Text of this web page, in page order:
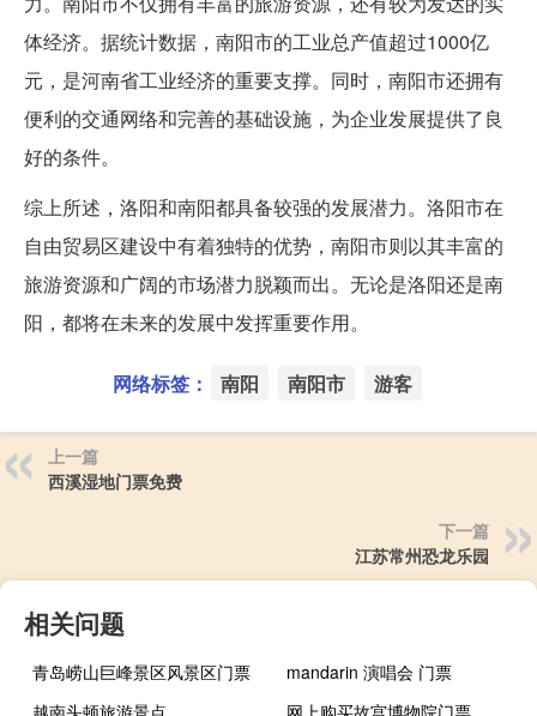
体经济。据统计数据，南阳市的工业总产值超过1000亿
元，是河南省工业经济的重要支撑。同时，南阳市还拥有
便利的交通网络和完善的基础设施，为企业发展提供了良
好的条件。
综上所述，洛阳和南阳都具备较强的发展潜力。洛阳市在
自由贸易区建设中有着独特的优势，南阳市则以其丰富的
旅游资源和广阔的市场潜力脱颖而出。无论是洛阳还是南
阳，都将在未来的发展中发挥重要作用。
网络标签： 南阳 南阳市 游客
上一篇
西溪湿地门票免费
下一篇
江苏常州恐龙乐园
相关问题
青岛崂山巨峰景区风景区门票
mandarin 演唱会 门票